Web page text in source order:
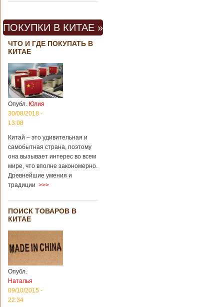
ПОКУПКИ В КИТАЕ »
ЧТО И ГДЕ ПОКУПАТЬ В
КИТАЕ
Опубл. Юлия
30/08/2018 -
13:08
Китай – это удивительная и
самобытная страна, поэтому
она вызывает интерес во всем
мире, что вполне закономерно.
Древнейшие умения и
традиции >>>
ПОИСК ТОВАРОВ В
КИТАЕ
Опубл.
Наталья
09/10/2015 -
22:34